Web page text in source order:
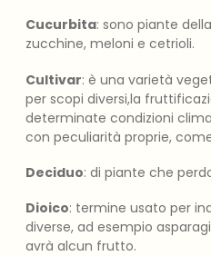
Cucurbita: sono piante
zucchine, meloni e cetrioli.
Cultivar: è una varietà
per scopi diversi,la
determinate condizioni
con peculiarità proprie,
Deciduo: di piante che
Dioico: termine usato per
diverse, ad esempio
avrà alcun frutto.